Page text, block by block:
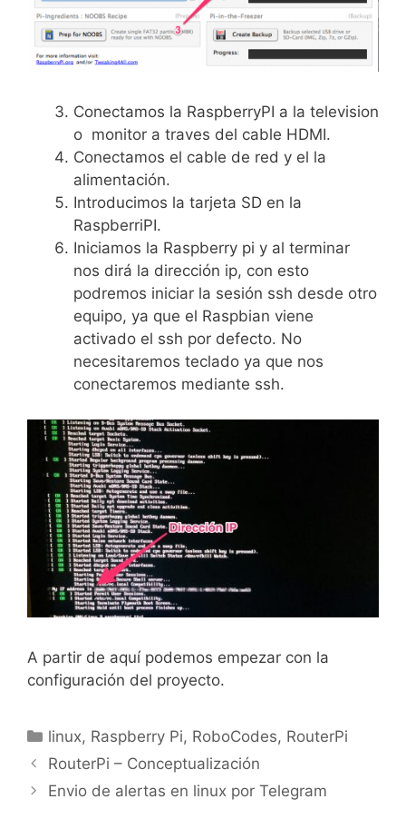
Conectamos la RaspberryPI a la television
o monitor a traves del cable HDMI.
Conectamos el cable de red y el la
alimentación.
Introducimos la tarjeta SD en la
RaspberriPI.
Iniciamos la Raspberry pi y al terminar
nos dirá la dirección ip, con esto
podremos iniciar la sesión ssh desde otro
equipo, ya que el Raspbian viene
activado el ssh por defecto. No
necesitaremos teclado ya que nos
conectaremos mediante ssh.
A partir de aquí podemos empezar con la
configuración del proyecto.
Categorías
linux, Raspberry Pi, RoboCodes, RouterPi
RouterPi – Conceptualización
Envio de alertas en linux por Telegram